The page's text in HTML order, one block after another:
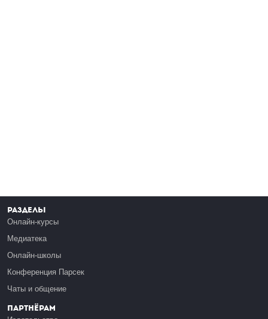
Разделы
Онлайн-курсы
Медиатека
Онлайн-школы
Конференция Парсек
Чаты и общение
Партнёрам